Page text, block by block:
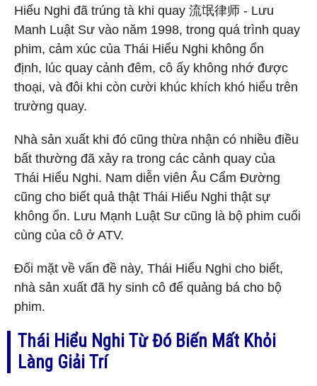
Hiểu Nghi đã trúng tà khi quay 流氓律师 - Lưu
Manh Luật Sư vào năm 1998, trong quá trình quay
phim, cảm xúc của Thái Hiểu Nghi không ổn
định, lúc quay cảnh đêm, cô ấy không nhớ được
thoại, và đôi khi còn cười khúc khích khó hiểu trên
trường quay.
Nhà sản xuất khi đó cũng thừa nhận có nhiều điều
bất thường đã xảy ra trong các cảnh quay của
Thái Hiểu Nghi. Nam diễn viên Âu Cẩm Đường
cũng cho biết quả thật Thái Hiểu Nghi thật sự
không ổn. Lưu Mạnh Luật Sư cũng là bộ phim cuối
cùng của cô ở ATV.
Đối mặt về vấn đề này, Thái Hiểu Nghi cho biết,
nhà sản xuất đã hy sinh cô để quảng bá cho bộ
phim.
Thái Hiểu Nghi Từ Đó Biến Mất Khỏi
Làng Giải Trí